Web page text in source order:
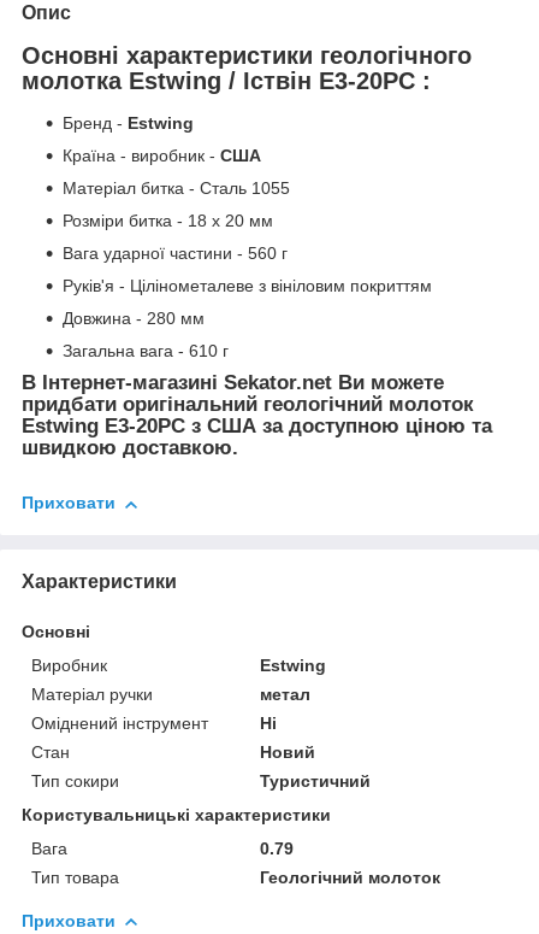
Опис
Основні характеристики геологічного
молотка Estwing / Іствін E3-20PC :
Бренд - Estwing
Країна - виробник - США
Матеріал битка - Сталь 1055
Розміри битка - 18 х 20 мм
Вага ударної частини - 560 г
Руків'я - Цілінометалеве з вініловим покриттям
Довжина - 280 мм
Загальна вага - 610 г
В Інтернет-магазині Sekator.net Ви можете
придбати оригінальний геологічний молоток
Estwing E3-20PC з США за доступною ціною та
швидкою доставкою.
Приховати
Характеристики
Основні
Виробник
Estwing
Матеріал ручки
метал
Оміднений інструмент
Ні
Стан
Новий
Тип сокири
Туристичний
Користувальницькі характеристики
Вага
0.79
Тип товара
Геологічний молоток
Приховати